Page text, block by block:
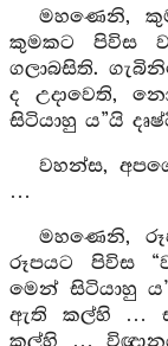
මහණෙනි,
කුමකට පිවිස
ගලාබසිති.
ද උදාවෙති,
සිටියාහු ය”යි
වහන්ස,
…
මහණෙනි,
රූපයට පිවිස
මෙන් සිටියාහු
ඇති කල්හි …